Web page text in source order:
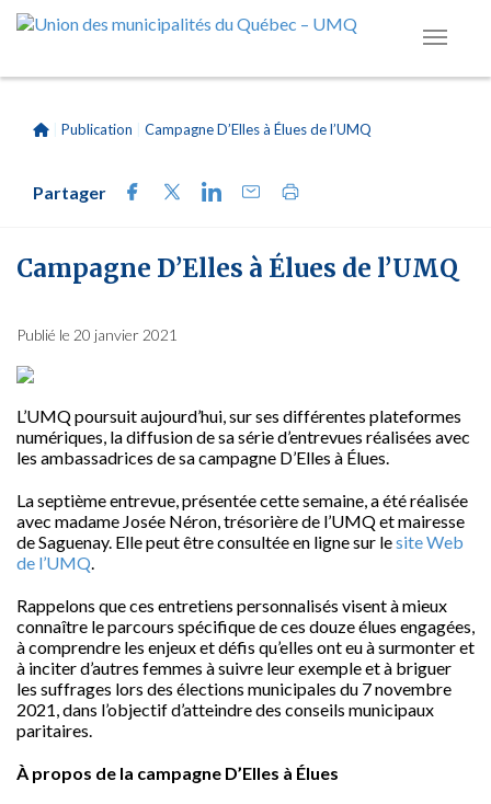
Publication Campagne D’Elles à Élues de l’UMQ
Partager
Campagne D’Elles à Élues de l’UMQ
Publié le 20 janvier 2021
L’UMQ poursuit aujourd’hui, sur ses différentes plateformes
numériques, la diffusion de sa série d’entrevues réalisées avec
les ambassadrices de sa campagne D’Elles à Élues.
La septième entrevue, présentée cette semaine, a été réalisée
avec madame Josée Néron, trésorière de l’UMQ et mairesse
de Saguenay. Elle peut être consultée en ligne sur lesite Web
de l’UMQ.
Rappelons que ces entretiens personnalisés visent à mieux
connaître le parcours spécifique de ces douze élues engagées,
à comprendre les enjeux et défis qu’elles ont eu à surmonter et
à inciter d’autres femmes à suivre leur exemple et à briguer
les suffrages lors des élections municipales du 7 novembre
2021, dans l’objectif d’atteindre des conseils municipaux
paritaires.
À propos de la campagne D’Elles à Élues